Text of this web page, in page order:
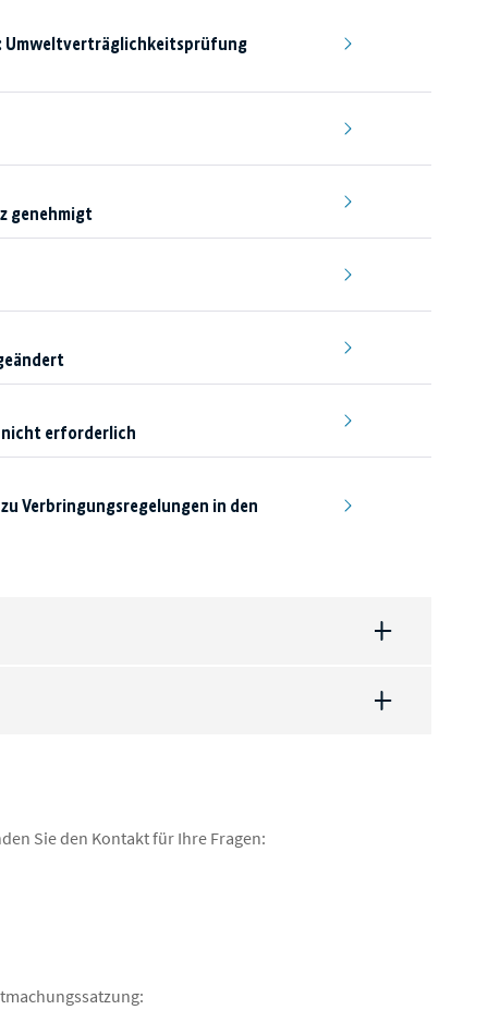
Umweltverträglichkeitsprüfung
genehmigt
erforderlich
Verbringungsregelungen in den
Sie den Kontakt für Ihre Fragen: